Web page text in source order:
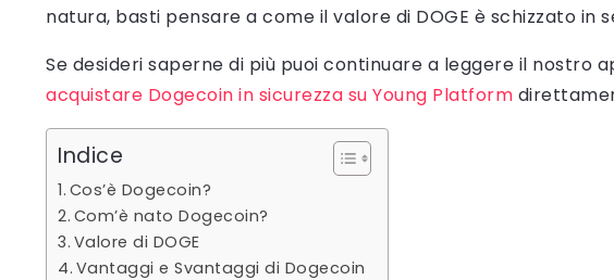
natura, basti pensare a come il valore di DOGE è schizzato in
Se desideri saperne di più puoi continuare a leggere il nostro
acquistare Dogecoin in sicurezza su Young Platform
Indice
Cos’è Dogecoin?
Com’è nato Dogecoin?
Valore di DOGE
Vantaggi e Svantaggi di Dogecoin